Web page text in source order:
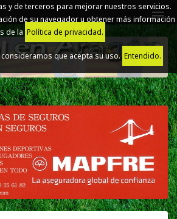
y de terceros para mejorar nuestros servicios.
de su navegador u obtener más información
de la Política de privacidad.
consideramos que acepta su uso.Entendido.